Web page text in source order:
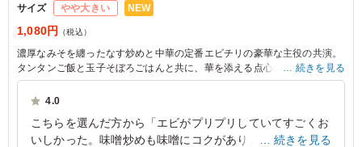
サイズ やや大きい NEW
1,080円 （税込）
濃厚なみそを纏ったなす炒めと中華の定番エビチリの豪華な主役の共演。
タンタンご飯と玉子そぼろごはんと共に、華を添える点心の数々は会議や
ロケにぴったりな特別感のある一食になります。
続きを見る
4.0
こちらを選んだ方から「エビがプリプリしていてすごくお
いしかった。味噌炒めも味噌にコクがありごはんととても
続きを見る